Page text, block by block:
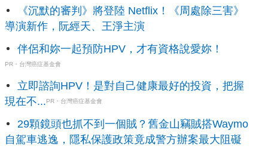
《沉默的審判》將登陸 Netflix！《周處除三害》
導演新作，阮經天、王淨主演
伴侶和妳一起預防HPV，才有資格說愛妳！
PR・台灣癌症基金會
立即諮詢HPV！是對自己健康最好的投資，把握
現在不... PR・台灣癌症基金會
29顆鏡頭也抓不到一個賊？舊金山竊賊搭Waymo
自駕車逃逸，隱私保護政策竟成警方辦案最大阻礙